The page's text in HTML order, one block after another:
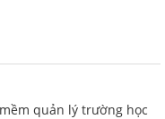
quản lý trường học